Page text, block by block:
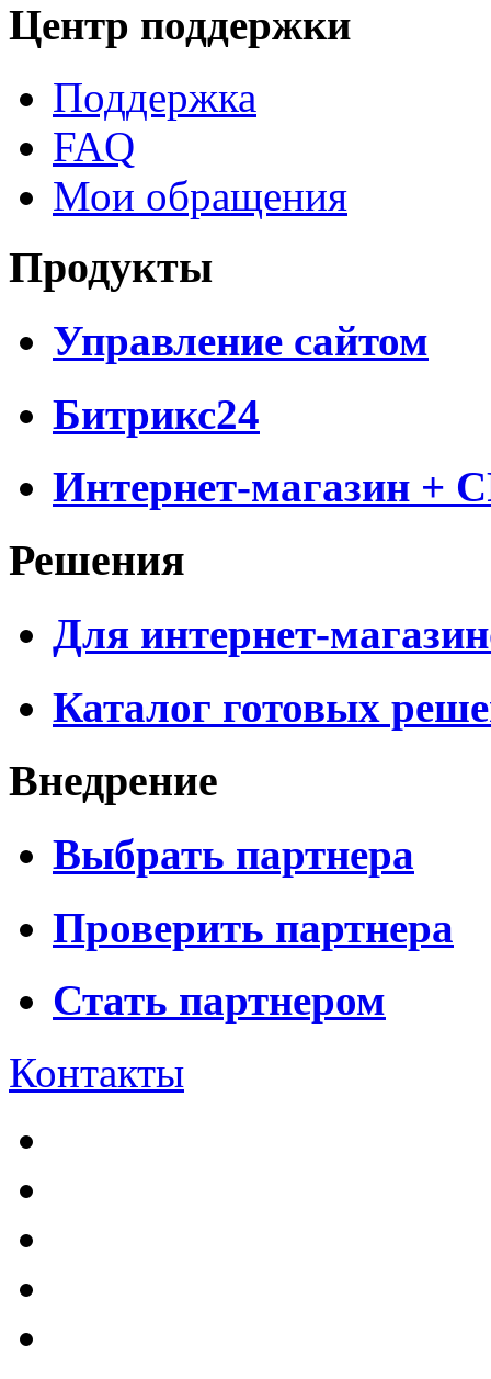
Центр поддержки
Поддержка
FAQ
Мои обращения
Продукты
Управление сайтом
Битрикс24
Интернет-магазин +
Решения
Для интернет-
Каталог готовых
Внедрение
Выбрать партнера
Проверить партнера
Стать партнером
Контакты